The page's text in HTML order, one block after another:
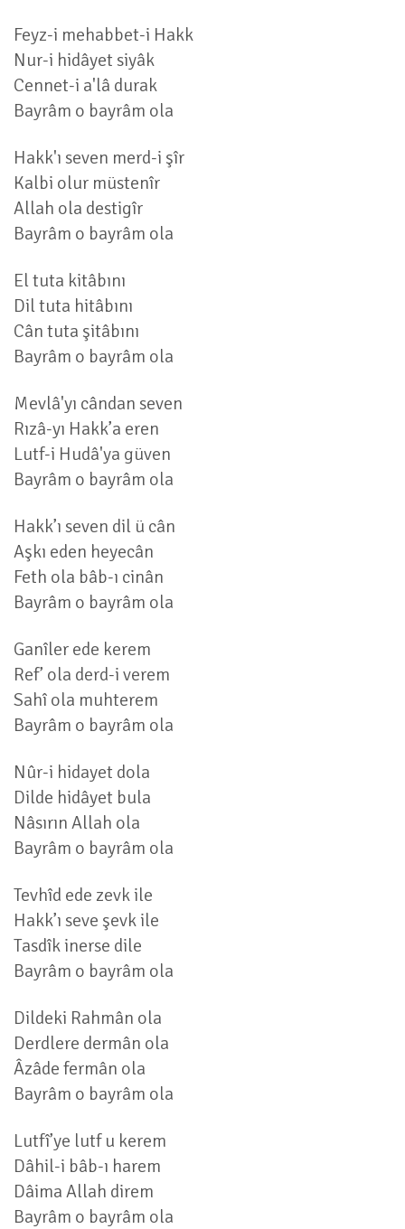
Feyz-i mehabbet-i Hakk
Nur-i hidâyet siyâk
Cennet-i a'lâ durak
Bayrâm o bayrâm ola
Hakk'ı seven merd-i şîr
Kalbi olur müstenîr
Allah ola destigîr
Bayrâm o bayrâm ola
El tuta kitâbını
Dil tuta hitâbını
Cân tuta şitâbını
Bayrâm o bayrâm ola
Mevlâ'yı cândan seven
Rızâ-yı Hakk’a eren
Lutf-i Hudâ'ya güven
Bayrâm o bayrâm ola
Hakk’ı seven dil ü cân
Aşkı eden heyecân
Feth ola bâb-ı cinân
Bayrâm o bayrâm ola
Ganîler ede kerem
Ref’ ola derd-i verem
Sahî ola muhterem
Bayrâm o bayrâm ola
Nûr-i hidayet dola
Dilde hidâyet bula
Nâsırın Allah ola
Bayrâm o bayrâm ola
Tevhîd ede zevk ile
Hakk’ı seve şevk ile
Tasdîk inerse dile
Bayrâm o bayrâm ola
Dildeki Rahmân ola
Derdlere dermân ola
Âzâde fermân ola
Bayrâm o bayrâm ola
Lutfî’ye lutf u kerem
Dâhil-i bâb-ı harem
Dâima Allah direm
Bayrâm o bayrâm ola